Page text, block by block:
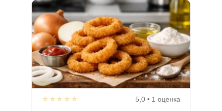
★★★★★ 5,0 • 1 оценка